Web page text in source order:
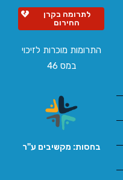
לתרומה בקרן
החירום
התרומות מוכרות לזיכוי
במס 46
בחסות: מקשיבים ע''ר